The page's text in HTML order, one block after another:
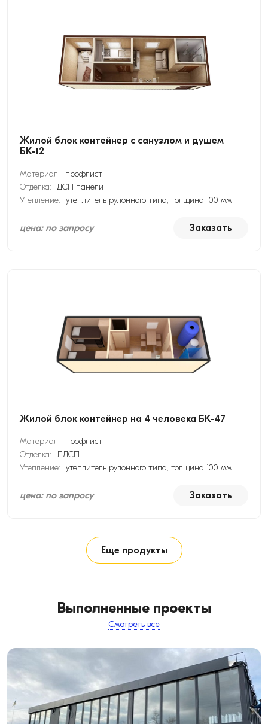
Жилой блок контейнер с санузлом и душем
БК-12
Материал:
профлист
Отделка: ДСП панели
Утепление: утеплитель рулонного типа, толщина 100 мм
цена: по запросу Заказать
Жилой блок контейнер на 4 человека БК-47
Материал:
профлист
Отделка: ЛДСП
Утепление: утеплитель рулонного типа, толщина 100 мм
цена: по запросу Заказать
Еще продукты
Выполненные проекты
Смотреть все